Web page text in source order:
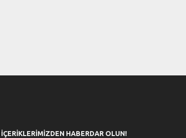
HABERDAR OLUN!